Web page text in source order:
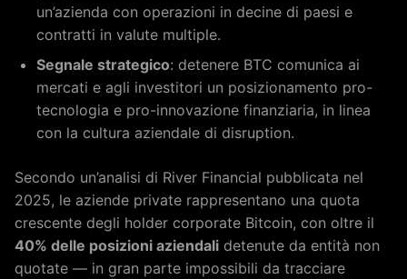
un’azienda con operazioni in decine di paesi e
contratti in valute multiple.
Segnale strategico: detenere BTC comunica ai
mercati e agli investitori un posizionamento pro-
tecnologia e pro-innovazione finanziaria, in linea
con la cultura aziendale di disruption.
Secondo un’analisi di River Financial pubblicata nel
2025, le aziende private rappresentano una quota
crescente degli holder corporate Bitcoin, con oltre il
40% delle posizioni aziendali detenute da entità non
quotate — in gran parte impossibili da tracciare